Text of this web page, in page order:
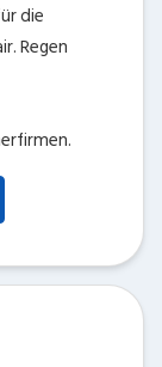
die
Regen